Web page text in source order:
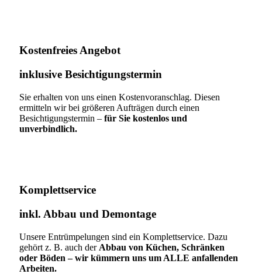
Kostenfreies Angebot
inklusive Besichtigungstermin
Sie erhalten von uns einen Kostenvoranschlag. Diesen
ermitteln wir bei größeren Aufträgen durch einen
Besichtigungstermin – für Sie kostenlos und
unverbindlich.
Komplettservice​
inkl. Abbau und Demontage​
Unsere Entrümpelungen sind ein Komplettservice. Dazu
gehört z. B. auch der Abbau von Küchen, Schränken
oder Böden – wir kümmern uns um ALLE anfallenden
Arbeiten.